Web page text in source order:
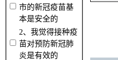
市的新冠疫苗基
本是安全的
2、我觉得接种疫
苗对预防新冠肺
炎是有效的